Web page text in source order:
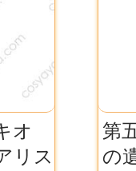
オ
リス
第
の